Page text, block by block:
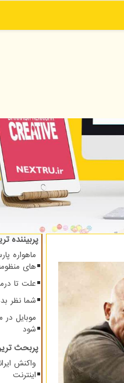
پربیننده
های منظومه
علت تا
شما نظر
موبایل
شود
پربحث
واکنش
اینترنت